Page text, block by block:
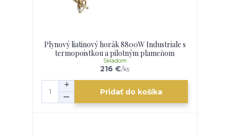
Plynový liatinový horák 8800W Industriale s
termopoistkou a pilotným plameňom
216 €/ks
Skladom
Pridať do košíka